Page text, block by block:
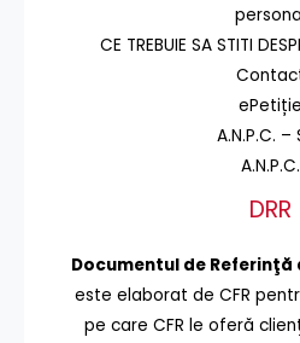
CE TREBUIE SA STITI
ePetiție
A.N.P.C. –
A.N.P.C.
DRR
Documentul de Referinţă
este elaborat de CFR
pe care CFR le oferă